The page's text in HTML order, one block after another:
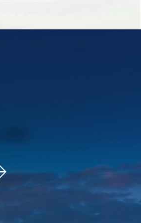
生物通过“国家高新技术企业”认定。
榜”。
先生荣登“创新杰出人物榜”。